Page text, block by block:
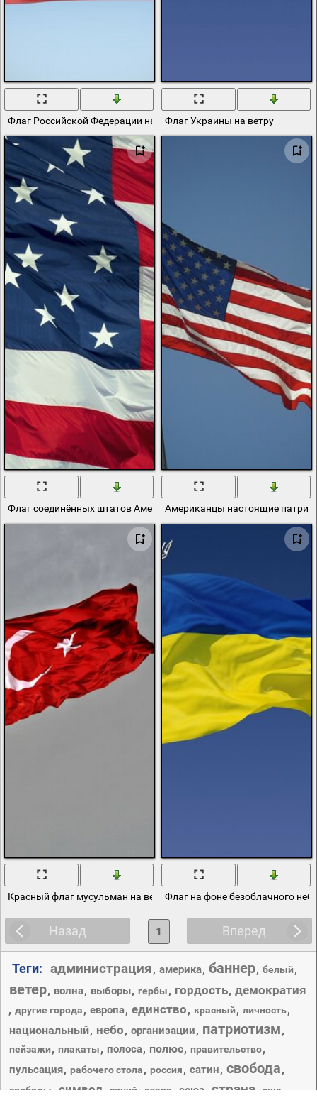
Флаг Российской Федерации на ветруФлаг Украины на ветру
Флаг соединённых штатов АмерикиАмериканцы настоящие
Красный флаг мусульман на ветруФлаг на фоне безоблачного
Назад Вперед
1
Теги: администрация, америка, баннер, белый,
ветер, волна, выборы, гербы, гордость, демократия
, другие города, европа, единство, красный, личность,
национальный, небо, организации, патриотизм,
пейзажи, плакаты, полоса, полюс, правительство,
пульсация, рабочего стола, россия, сатин, свобода,
свободы символ синий слава союз страна сша